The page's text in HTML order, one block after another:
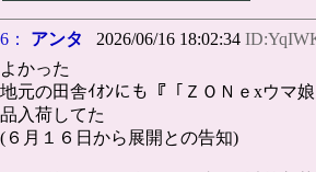
6： アンタ 2026/06/16 18:02:34
よかった
地元の田舎ｲｵﾝにも『「ＺＯＮｅxウマ
品入荷してた
(６月１６日から展開との告知)